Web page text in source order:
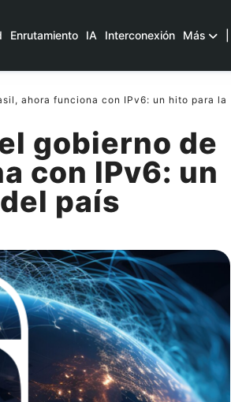
Enrutamiento IA Interconexión Más
ahora funciona con IPv6: un hito para la
gobierno de
con IPv6: un
país